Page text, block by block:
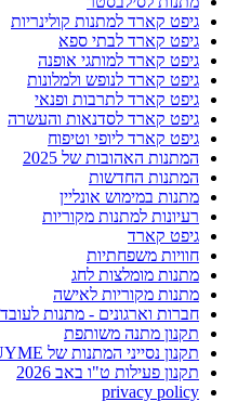
גיפט קארד למתנות קולינריות
גיפט קארד לבתי ספא
גיפט קארד למותגי אופנה
גיפט קארד לנופש ולמלונות
גיפט קארד לתרבות ופנאי
גיפט קארד לסדנאות והעשרה
גיפט קארד ליופי וטיפוח
המתנות האהובות של 2025
המתנות החדשות
מתנות במימוש אונליין
רעיונות למתנות מקוריות
גיפט קארד
חוויות משפחתיות
מתנות מומלצות לחג
מתנות מקוריות לאישה
חברות וארגונים - מתנות
תקנון מתנה משותפת
תקנון נסייני המתנות של BUYME
תקנון פעילות ט"ו באב 2026
privacy policy